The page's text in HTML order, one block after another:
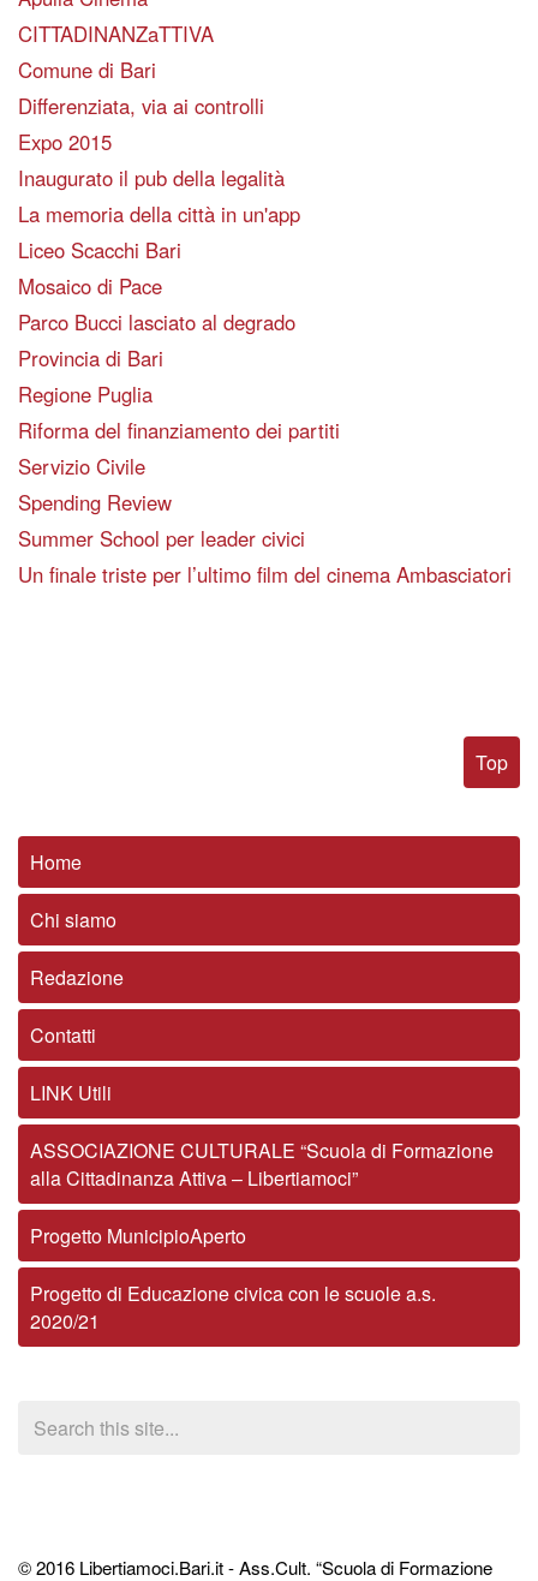
CITTADINANZaTTIVA
Comune di Bari
Differenziata, via ai controlli
Expo 2015
Inaugurato il pub della legalità
La memoria della città in un'app
Liceo Scacchi Bari
Mosaico di Pace
Parco Bucci lasciato al degrado
Provincia di Bari
Regione Puglia
Riforma del finanziamento dei partiti
Servizio Civile
Spending Review
Summer School per leader civici
Un finale triste per l’ultimo film del cinema Ambasciatori
Top
Home
Chi siamo
Redazione
Contatti
LINK Utili
ASSOCIAZIONE CULTURALE “Scuola di Formazione
alla Cittadinanza Attiva – Libertiamoci”
Progetto MunicipioAperto
Progetto di Educazione civica con le scuole a.s.
2020/21
© 2016 Libertiamoci.Bari.it - Ass.Cult. “Scuola di Formazione